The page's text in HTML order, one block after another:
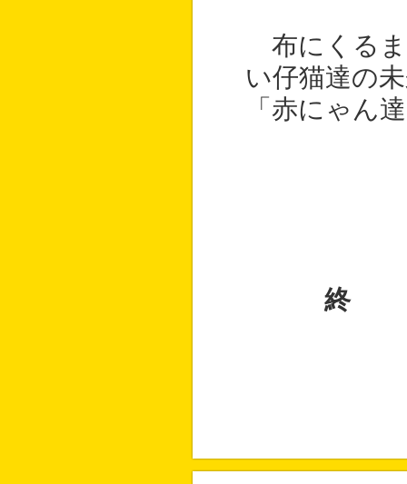
布にくるま
い仔猫達の
「赤にゃん
終